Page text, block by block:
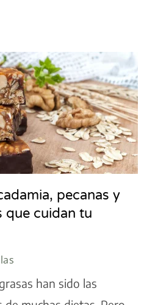
pecanas y
que cuidan tu
han sido las